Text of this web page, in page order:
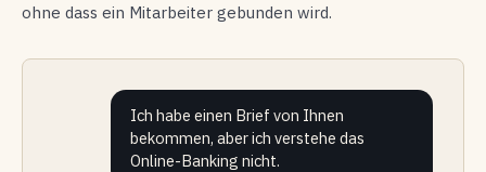
ohne dass ein Mitarbeiter gebunden wird.
Ich habe einen Brief von Ihnen
bekommen, aber ich verstehe das
Online-Banking nicht.